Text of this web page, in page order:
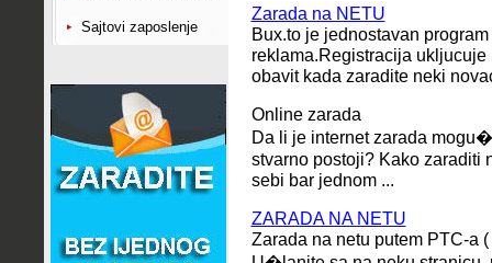
Sajtovi zaposlenje
Zarada na NETU
Bux.to je jednostavan
reklama.Registracija
obavit kada zaradite neki
Online zarada
Da li je internet zarada
stvarno postoji? Kako zaraditi
sebi bar jednom ...
ZARADA NA NETU
Zarada na netu putem PTC-a